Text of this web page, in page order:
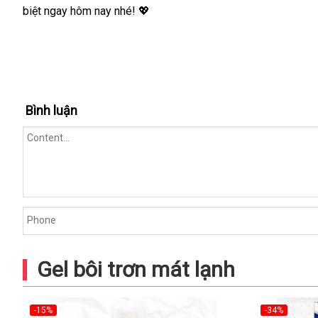
biệt ngay hôm nay nhé! 💖
Bình luận
Gel bôi trơn mát lạnh
-15% -34%